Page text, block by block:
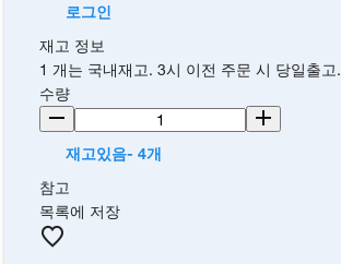
로그인
재고 정보
1 개는 국내재고. 3시 이전 주문 시 당일출고.
수량
재고있음- 4개
참고
목록에 저장